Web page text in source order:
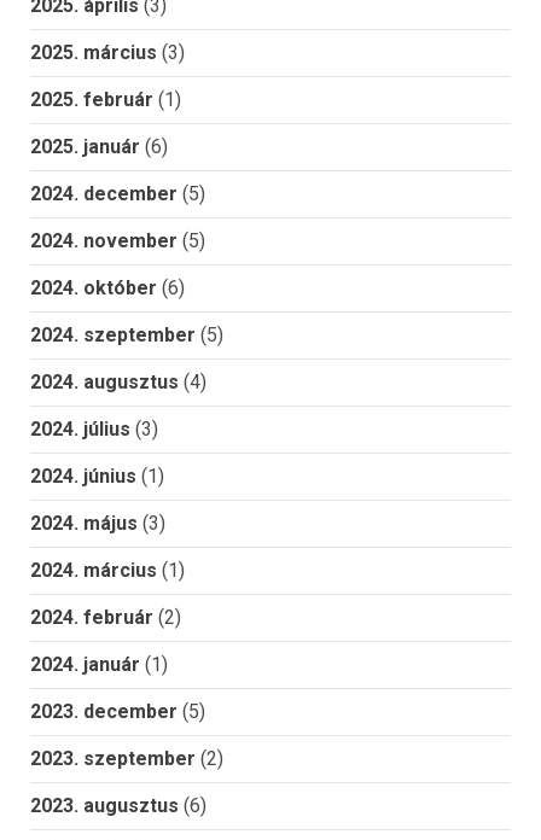
2025. április (3)
2025. március (3)
2025. február (1)
2025. január (6)
2024. december (5)
2024. november (5)
2024. október (6)
2024. szeptember (5)
2024. augusztus (4)
2024. július (3)
2024. június (1)
2024. május (3)
2024. március (1)
2024. február (2)
2024. január (1)
2023. december (5)
2023. szeptember (2)
2023. augusztus (6)